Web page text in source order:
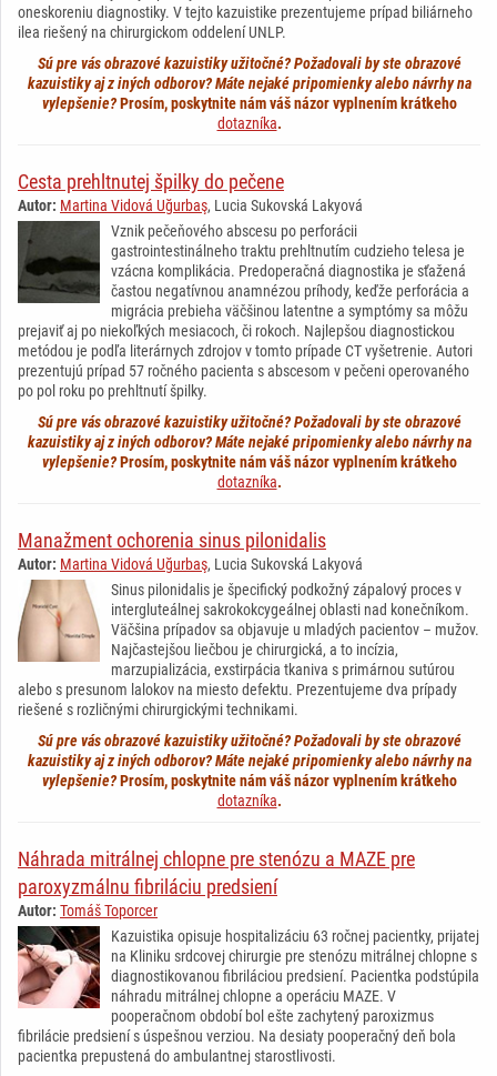
oneskoreniu diagnostiky. V tejto kazuistike prezentujeme prípad biliárneho
ilea riešený na chirurgickom oddelení UNLP.
Sú pre vás obrazové kazuistiky užitočné? Požadovali by ste obrazové
kazuistiky aj z iných odborov? Máte nejaké pripomienky alebo návrhy na
vylepšenie?Prosím, poskytnite nám váš názor vyplnením krátkeho
dotazníka.
Cesta prehltnutej špilky do pečene
Autor: Martina Vidová Uğurbaş, Lucia Sukovská Lakyová
Vznik pečeňového abscesu po perforácii
gastrointestinálneho traktu prehltnutím cudzieho telesa je
vzácna komplikácia. Predoperačná diagnostika je sťažená
častou negatívnou anamnézou príhody, keďže perforácia a
migrácia prebieha väčšinou latentne a symptómy sa môžu
prejaviť aj po niekoľkých mesiacoch, či rokoch. Najlepšou diagnostickou
metódou je podľa literárnych zdrojov v tomto prípade CT vyšetrenie. Autori
prezentujú prípad 57 ročného pacienta s abscesom v pečeni operovaného
po pol roku po prehltnutí špilky.
Sú pre vás obrazové kazuistiky užitočné? Požadovali by ste obrazové
kazuistiky aj z iných odborov? Máte nejaké pripomienky alebo návrhy na
vylepšenie?Prosím, poskytnite nám váš názor vyplnením krátkeho
dotazníka.
Manažment ochorenia sinus pilonidalis
Autor: Martina Vidová Uğurbaş, Lucia Sukovská Lakyová
Sinus pilonidalis je špecifický podkožný zápalový proces v
intergluteálnej sakrokokcygeálnej oblasti nad konečníkom.
Väčšina prípadov sa objavuje u mladých pacientov – mužov.
Najčastejšou liečbou je chirurgická, a to incízia,
marzupializácia, exstirpácia tkaniva s primárnou sutúrou
alebo s presunom lalokov na miesto defektu. Prezentujeme dva prípady
riešené s rozličnými chirurgickými technikami.
Sú pre vás obrazové kazuistiky užitočné? Požadovali by ste obrazové
kazuistiky aj z iných odborov? Máte nejaké pripomienky alebo návrhy na
vylepšenie?Prosím, poskytnite nám váš názor vyplnením krátkeho
dotazníka.
Náhrada mitrálnej chlopne pre stenózu a MAZE pre
paroxyzmálnu fibriláciu predsiení
Autor: Tomáš Toporcer
Kazuistika opisuje hospitalizáciu 63 ročnej pacientky, prijatej
na Kliniku srdcovej chirurgie pre stenózu mitrálnej chlopne s
diagnostikovanou fibriláciou predsiení. Pacientka podstúpila
náhradu mitrálnej chlopne a operáciu MAZE. V
pooperačnom období bol ešte zachytený paroxizmus
fibrilácie predsiení s úspešnou verziou. Na desiaty pooperačný deň bola
pacientka prepustená do ambulantnej starostlivosti.